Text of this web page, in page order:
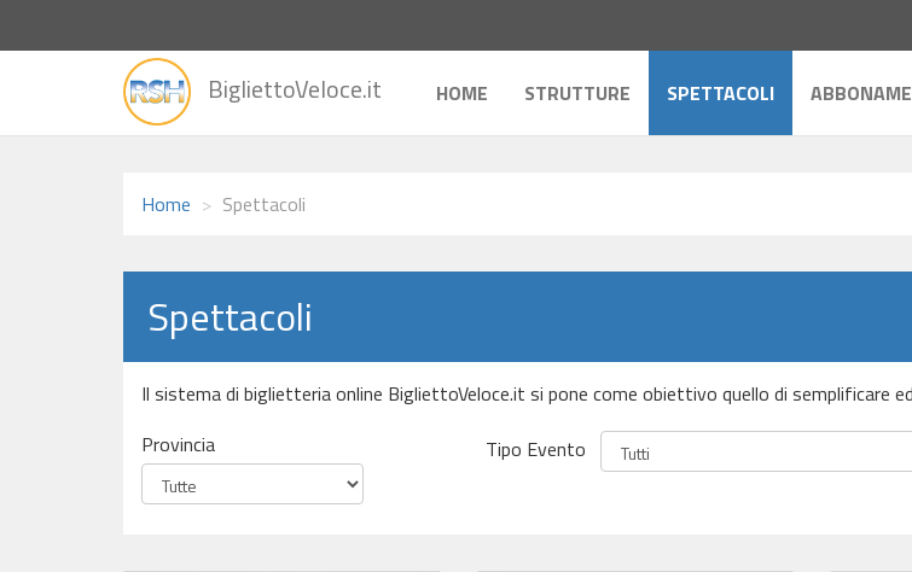
alla
BigliettoVeloce.it HOME STRUTTURE SPETTACOLI
Home Spettacoli
Spettacoli
Il sistema di biglietteria online BigliettoVeloce.it si pone come obiettivo quello di semplificare
Provincia
Tipo Evento